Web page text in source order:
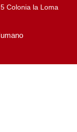
Colonia la Loma